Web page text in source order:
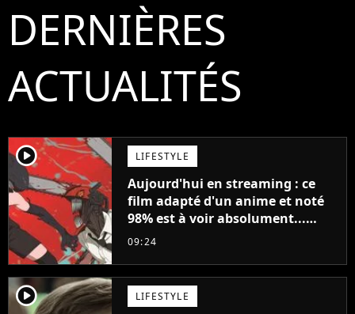
DERNIÈRES
ACTUALITÉS
player2 LIFESTYLE
Aujourd'hui en streaming : ce
film adapté d'un anime et noté
98% est à voir absolument...
sinon vous ne comprendrez plus
09:24
player2 LIFESTYLE